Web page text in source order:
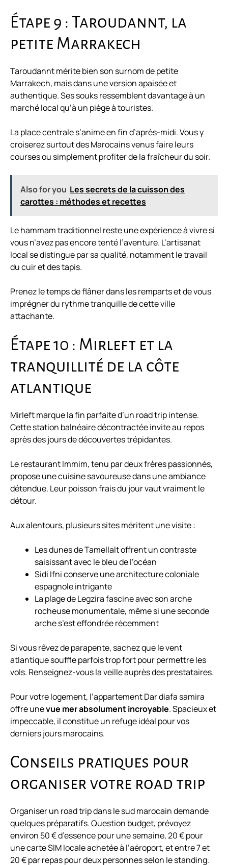
Étape 9 : Taroudannt, la
petite Marrakech
Taroudannt mérite bien son surnom de petite
Marrakech, mais dans une version apaisée et
authentique. Ses souks ressemblent davantage à un
marché local qu’à un piège à touristes.
La place centrale s’anime en fin d’après-midi. Vous y
croiserez surtout des Marocains venus faire leurs
courses ou simplement profiter de la fraîcheur du soir.
Also for you Les secrets de la cuisson des
carottes : méthodes et recettes
Le hammam traditionnel reste une expérience à vivre si
vous n’avez pas encore tenté l’aventure. L’artisanat
local se distingue par sa qualité, notamment le travail
du cuir et des tapis.
Prenez le temps de flâner dans les remparts et de vous
imprégner du rythme tranquille de cette ville
attachante.
Étape 10 : Mirleft et la
tranquillité de la côte
atlantique
Mirleft marque la fin parfaite d’un road trip intense.
Cette station balnéaire décontractée invite au repos
après des jours de découvertes trépidantes.
Le restaurant Immim, tenu par deux frères passionnés,
propose une cuisine savoureuse dans une ambiance
détendue. Leur poisson frais du jour vaut vraiment le
détour.
Aux alentours, plusieurs sites méritent une visite :
Les dunes de Tamellalt offrent un contraste
saisissant avec le bleu de l’océan
Sidi Ifni conserve une architecture coloniale
espagnole intrigante
La plage de Legzira fascine avec son arche
rocheuse monumentale, même si une seconde
arche s’est effondrée récemment
Si vous rêvez de parapente, sachez que le vent
atlantique souffle parfois trop fort pour permettre les
vols. Renseignez-vous la veille auprès des prestataires.
Pour votre logement, l’appartement Dar diafa samira
offre unevue mer absolument incroyable. Spacieux et
impeccable, il constitue un refuge idéal pour vos
derniers jours marocains.
Conseils pratiques pour
organiser votre road trip
Organiser un road trip dans le sud marocain demande
quelques préparatifs. Question budget, prévoyez
environ 50 € d’essence pour une semaine, 20 € pour
une carte SIM locale achetée à l’aéroport, et entre 7 et
20 € par repas pour deux personnes selon le standing.